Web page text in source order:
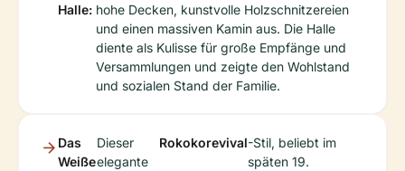
Halle: hohe Decken, kunstvolle Holzschnitzereien
und einen massiven Kamin aus. Die Halle
diente als Kulisse für große Empfänge und
Versammlungen und zeigte den Wohlstand
und sozialen Stand der Familie.
Das
Weiße
Dieser
elegante
Rokokorevival-Stil, beliebt im
späten 19.